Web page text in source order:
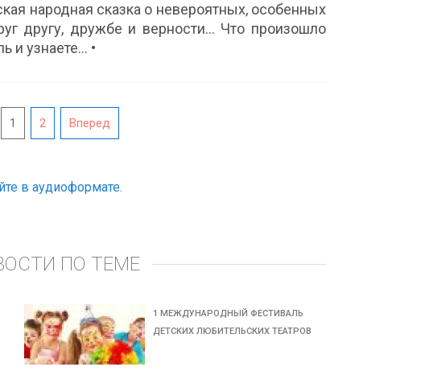
народная сказка о невероятных, особенных
другу, дружбе и верности... Что произошло
и узнаете... •
1 2 Вперед
в аудиоформате.
ПО ТЕМЕ
1 МЕЖДУНАРОДНЫЙ ФЕСТИВАЛЬ
ДЕТСКИХ ЛЮБИТЕЛЬСКИХ ТЕАТРОВ